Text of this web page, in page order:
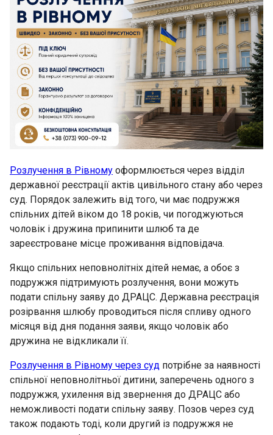
Розлучення в Рівному оформлюється через відділ
державної реєстрації актів цивільного стану або через
суд. Порядок залежить від того, чи має подружжя
спільних дітей віком до 18 років, чи погоджуються
чоловік і дружина припинити шлюб та де
зареєстроване місце проживання відповідача.
Якщо спільних неповнолітніх дітей немає, а обоє з
подружжя підтримують розлучення, вони можуть
подати спільну заяву до ДРАЦС. Державна реєстрація
розірвання шлюбу проводиться після спливу одного
місяця від дня подання заяви, якщо чоловік або
дружина не відкликали її.
Розлучення в Рівному через суд потрібне за наявності
спільної неповнолітньої дитини, заперечень одного з
подружжя, ухилення від звернення до ДРАЦС або
неможливості подати спільну заяву. Позов через суд
також подають тоді, коли другий із подружжя не